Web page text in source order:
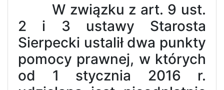
W związku z art. 9 ust.
2 i 3 ustawy Starosta
Sierpecki ustalił dwa punkty
pomocy prawnej, w których
od 1 stycznia 2016 r.